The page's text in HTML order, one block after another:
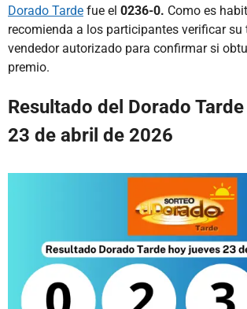
Dorado Tarde fue el 0236-0. Como es
recomienda a los participantes verificar su
vendedor autorizado para confirmar si
premio.
Resultado del Dorado
23 de abril de 2026